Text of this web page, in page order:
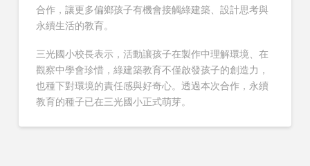
合作，讓更多偏鄉孩子有機會接觸綠建築、設計思考與
永續生活的教育。
三光國小校長表示，活動讓孩子在製作中理解環境、在
觀察中學會珍惜，綠建築教育不僅啟發孩子的創造力，
也種下對環境的責任感與好奇心。透過本次合作，永續
教育的種子已在三光國小正式萌芽。